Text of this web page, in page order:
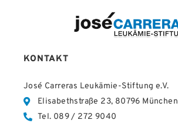
KONTAKT
José Carreras Leukämie-Stiftung e.V.
Elisabethstraße 23, 80796 München
Tel. 089 / 272 9040